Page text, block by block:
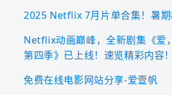
2025 Netflix 7月片单合集！暑
Netflix动画巅峰，全新剧集《爱
第四季》已上线！速览精彩内容！
免费在线电影网站分享-爱壹帆